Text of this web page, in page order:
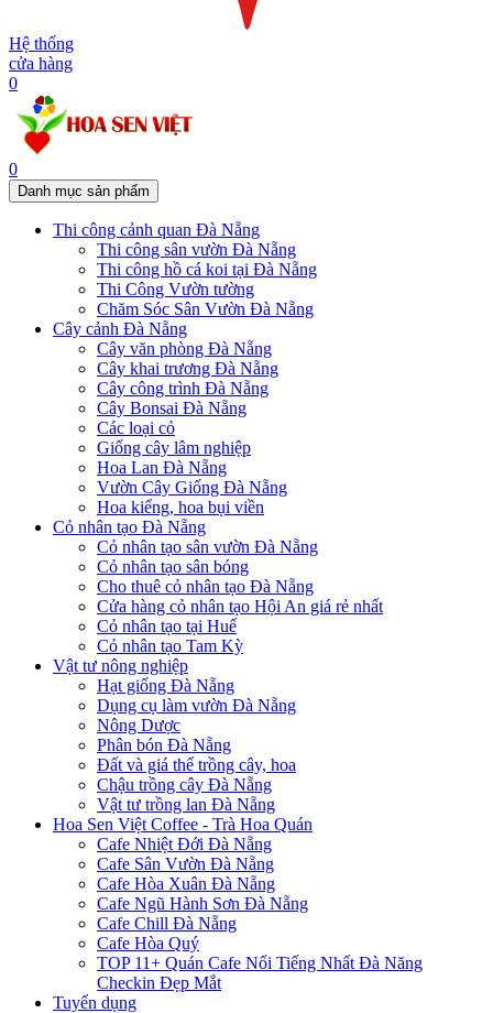
Hệ thống
cửa hàng
0
0
Danh mục sản phẩm
Thi công cảnh quan Đà Nẵng
Thi công sân vườn Đà Nẵng
Thi công hồ cá koi tại Đà Nẵng
Thi Công Vườn tường
Chăm Sóc Sân Vườn Đà Nẵng
Cây cảnh Đà Nẵng
Cây văn phòng Đà Nẵng
Cây khai trương Đà Nẵng
Cây công trình Đà Nẵng
Cây Bonsai Đà Nẵng
Các loại cỏ
Giống cây lâm nghiệp
Hoa Lan Đà Nẵng
Vườn Cây Giống Đà Nẵng
Hoa kiểng, hoa bụi viền
Cỏ nhân tạo Đà Nẵng
Cỏ nhân tạo sân vườn Đà Nẵng
Cỏ nhân tạo sân bóng
Cho thuê cỏ nhân tạo Đà Nẵng
Cửa hàng cỏ nhân tạo Hội An giá rẻ nhất
Cỏ nhân tạo tại Huế
Cỏ nhân tạo Tam Kỳ
Vật tư nông nghiệp
Hạt giống Đà Nẵng
Dụng cụ làm vườn Đà Nẵng
Nông Dược
Phân bón Đà Nẵng
Đất và giá thể trồng cây, hoa
Chậu trồng cây Đà Nẵng
Vật tư trồng lan Đà Nẵng
Hoa Sen Việt Coffee - Trà Hoa Quán
Cafe Nhiệt Đới Đà Nẵng
Cafe Sân Vườn Đà Nẵng
Cafe Hòa Xuân Đà Nẵng
Cafe Ngũ Hành Sơn Đà Nẵng
Cafe Chill Đà Nẵng
Cafe Hòa Quý
TOP 11+ Quán Cafe Nổi Tiếng Nhất Đà Năng
Checkin Đẹp Mắt
Tuyển dụng